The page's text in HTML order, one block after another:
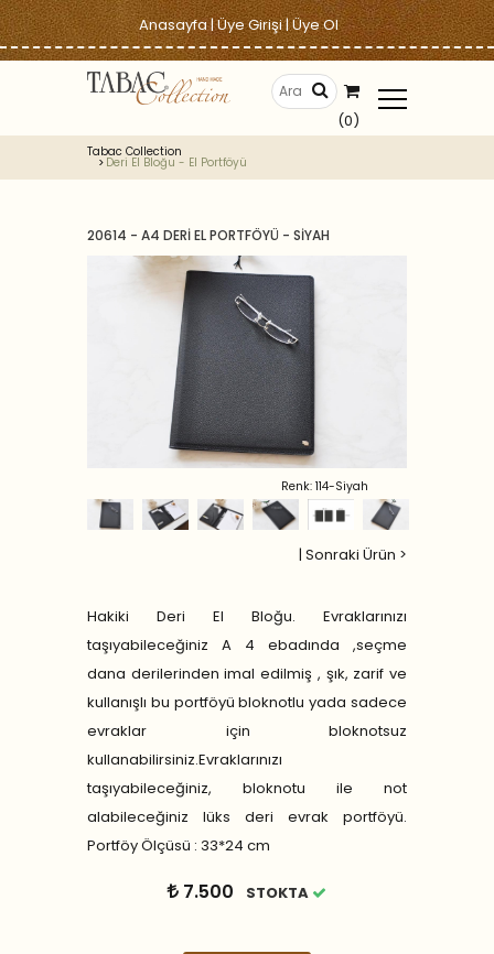
Anasayfa|Üye Girişi|Üye Ol
(0)
Tabac Collection
Deri El Bloğu - El Portföyü
20614 - A4 DERİ EL PORTFÖYÜ - SİYAH
Renk: 114-Siyah
| Sonraki Ürün >
Hakiki Deri El Bloğu. Evraklarınızı
taşıyabileceğiniz A 4 ebadında ,seçme
dana derilerinden imal edilmiş , şık, zarif ve
kullanışlı bu portföyü bloknotlu yada sadece
evraklar için bloknotsuz
kullanabilirsiniz.Evraklarınızı
taşıyabileceğiniz, bloknotu ile not
alabileceğiniz lüks deri evrak portföyü.
Portföy Ölçüsü : 33*24 cm
7.500 STOKTA